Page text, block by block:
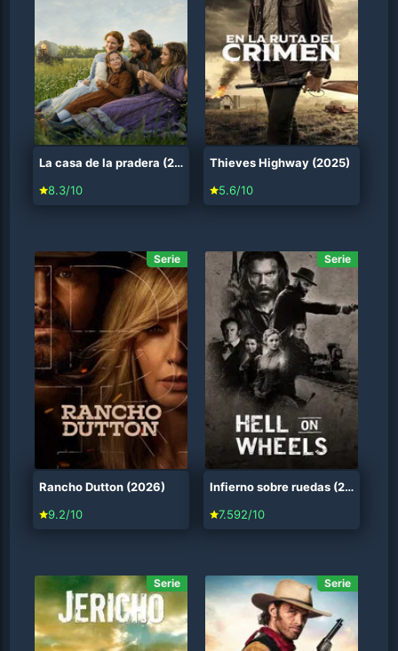
La casa de la pradera (2026)
8.3/10
Thieves Highway (2025)
5.6/10
Serie
Rancho Dutton (2026)
9.2/10
Serie
Infierno sobre ruedas (2011)
7.592/10
Serie Serie